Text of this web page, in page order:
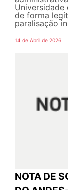
Universidade
de forma
paralisação
14 de Abril de 2026
NOTA DE